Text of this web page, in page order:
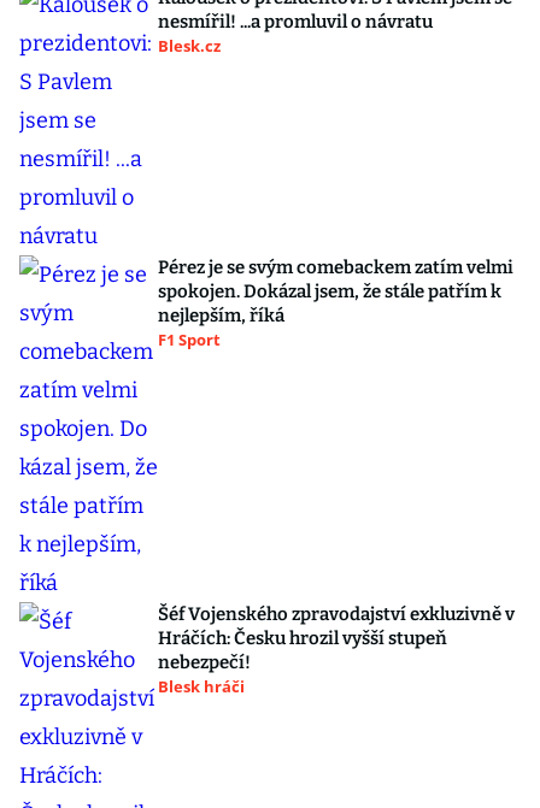
nesmířil! ...a promluvil o návratu
Blesk.cz
Pérez je se svým comebackem zatím velmi
spokojen. Dokázal jsem, že stále patřím k
nejlepším, říká
F1 Sport
Šéf Vojenského zpravodajství exkluzivně v
Hráčích: Česku hrozil vyšší stupeň
nebezpečí!
Blesk hráči